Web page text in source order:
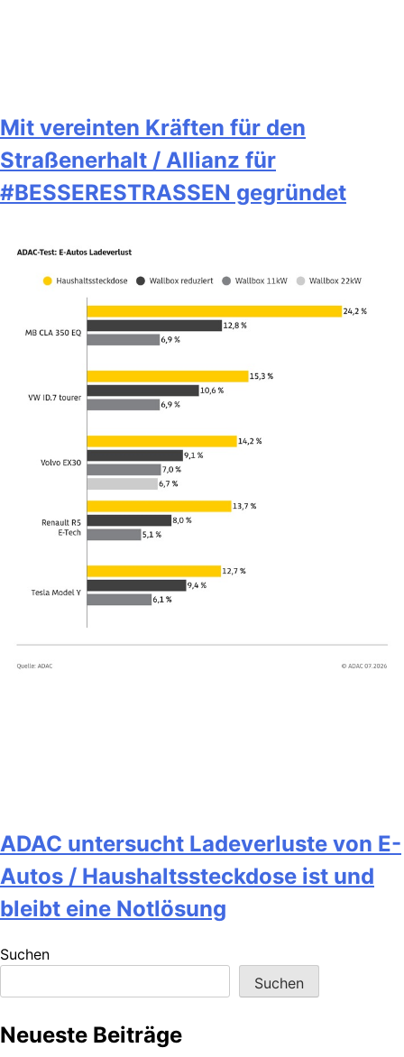
Mit vereinten Kräften für den
Straßenerhalt / Allianz für
#BESSERESTRASSEN gegründet
ADAC untersucht Ladeverluste von E-
Autos / Haushaltssteckdose ist und
bleibt eine Notlösung
Suchen
Suchen
Neueste Beiträge